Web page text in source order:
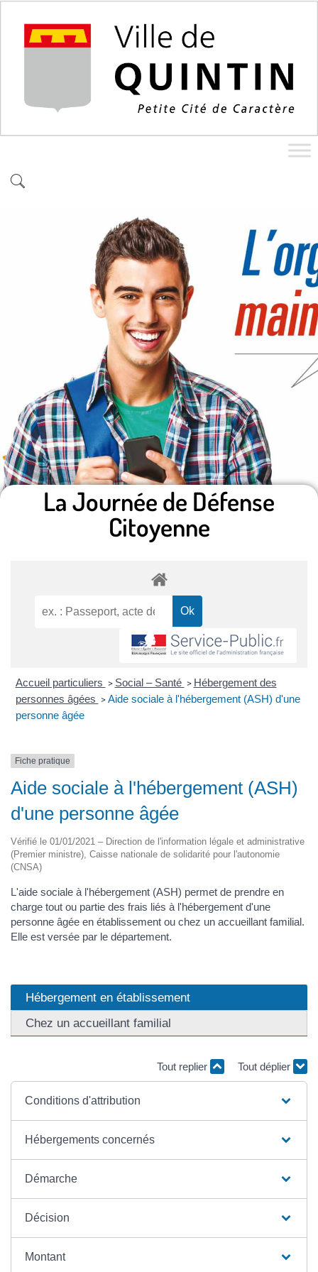
La Journée de Défense
Citoyenne
Accueil particuliers > Social – Santé > Hébergement des
personnes âgées > Aide sociale à l'hébergement (ASH) d'une
personne âgée
Fiche pratique
Aide sociale à l'hébergement (ASH)
d'une personne âgée
Vérifié le 01/01/2021 – Direction de l'information légale et administrative
(Premier ministre), Caisse nationale de solidarité pour l'autonomie
(CNSA)
L'aide sociale à l'hébergement (ASH) permet de prendre en
charge tout ou partie des frais liés à l'hébergement d'une
personne âgée en établissement ou chez un accueillant familial.
Elle est versée par le département.
Hébergement en établissement
Chez un accueillant familial
Tout replier Tout déplier
Conditions d'attribution
Hébergements concernés
Démarche
Décision
Montant